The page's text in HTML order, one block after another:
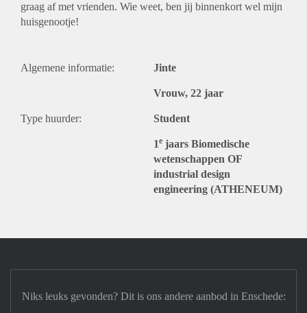
graag af met vrienden. Wie weet, ben jij binnenkort wel mijn
huisgenootje!
Algemene informatie: Jinte
Vrouw, 22 jaar
Type huurder: Student
1e jaars Biomedische
wetenschappen OF
industrial design
engineering (ATHENEUM)
Niks leuks gevonden? Dit is ons andere aanbod in Enschede: